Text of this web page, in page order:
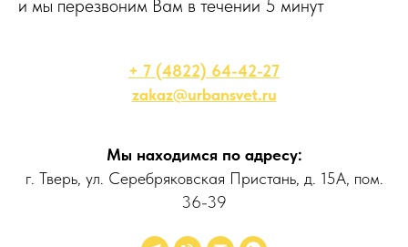
и мы перезвоним Вам в течении 5 минут
+ 7 (4822) 64-42-27
zakaz@urbansvet.ru
Мы находимся по адресу:
г. Тверь, ул. Серебряковская Пристань, д. 15А, пом.
36-39